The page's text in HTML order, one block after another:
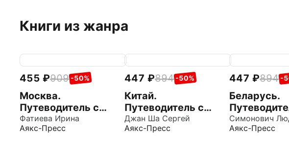
Книги из жанра
455 909 -50%
Москва.
Путеводитель с
маршрутами
Фатиева Ирина
Аякс-Пресс
447 894 -50%
Китай.
Путеводитель с
маршрутами +
карта
Джан Ша Сергей
Аякс-Пресс
447 894 -
Беларусь.
Симонович
Аякс-Пресс